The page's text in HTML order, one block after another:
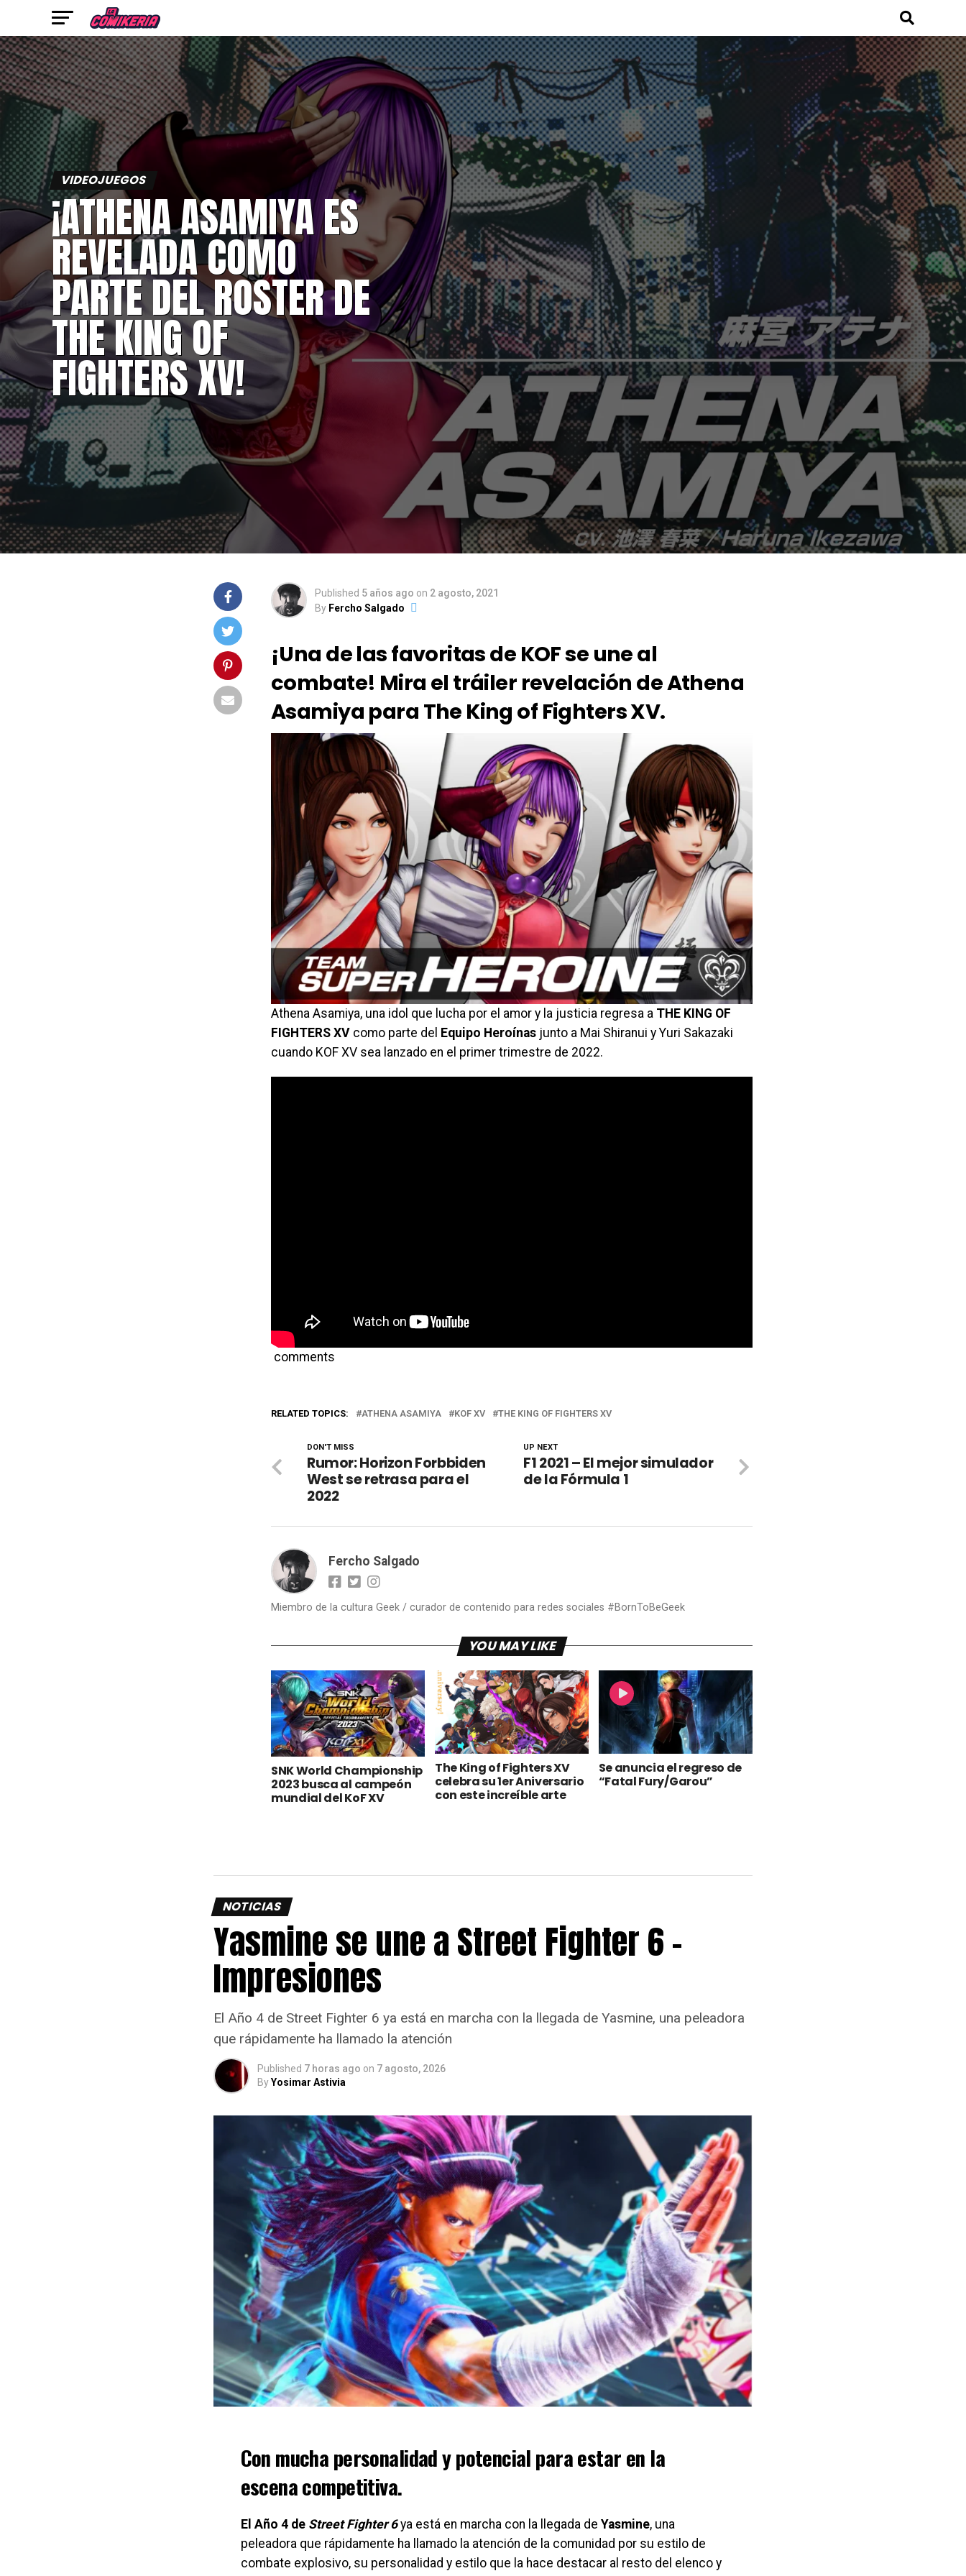
VIDEOJUEGOS
¡ATHENA ASAMIYA ES
REVELADA COMO
PARTE DEL ROSTER DE
THE KING OF
FIGHTERS XV!
Published 5 años ago on 2 agosto, 2021
By Fercho Salgado
¡Una de las favoritas de KOF se une al
combate! Mira el tráiler revelación de Athena
Asamiya para The King of Fighters XV.
Athena Asamiya, una idol que lucha por el amor y la justicia regresa a THE KING OF
FIGHTERS XV como parte del Equipo Heroínas junto a Mai Shiranui y Yuri Sakazaki
cuando KOF XV sea lanzado en el primer trimestre de 2022.
comments
RELATED TOPICS: ATHENA ASAMIYA KOF XV THE KING OF FIGHTERS XV
UP NEXT
F1 2021 – El mejor simulador
de la Fórmula 1
DON'T MISS
Rumor: Horizon Forbbiden
West se retrasa para el
2022
Fercho Salgado
Miembro de la cultura Geek / curador de contenido para redes sociales #BornToBeGeek
YOU MAY LIKE
SNK World Championship
2023 busca al campeón
mundial del KoF XV
The King of Fighters XV
celebra su 1er Aniversario
con este increíble arte
Se anuncia el regreso de
“Fatal Fury/Garou”
NOTICIAS
Yasmine se une a Street Fighter 6 –
Impresiones
El Año 4 de Street Fighter 6 ya está en marcha con la llegada de Yasmine, una peleadora
que rápidamente ha llamado la atención
Published 7 horas ago on 7 agosto, 2026
ByYosimar Astivia
Con mucha personalidad y potencial para estar en la
escena competitiva.
El Año 4 de Street Fighter 6ya está en marcha con la llegada de Yasmine, una
peleadora que rápidamente ha llamado la atención de la comunidad por su estilo de
combate explosivo, su personalidad y estilo que la hace destacar al resto del elenco y